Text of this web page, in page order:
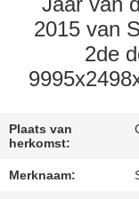
ONS
VERZOEK
OM EEN
2015 van
2de
Plaats van
herkomst:
Merknaam: